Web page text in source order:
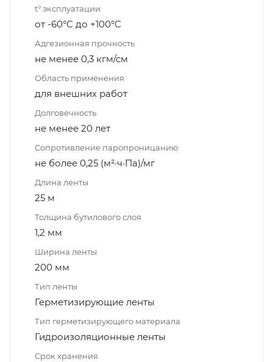
t° эксплуатации
от -60°C до +100°C
Адгезионная прочность
не менее 0,3 кгм/см
Область применения
для внешних работ
Долговечность
не менее 20 лет
Сопротивление паропроницанию
не более 0,25 (м²·ч·Па)/мг
Длина ленты
25 м
Толщина бутилового слоя
1,2 мм
Ширина ленты
200 мм
Тип ленты
Герметизирующие ленты
Тип герметизирующего материала
Гидроизоляционные ленты
Срок хранения